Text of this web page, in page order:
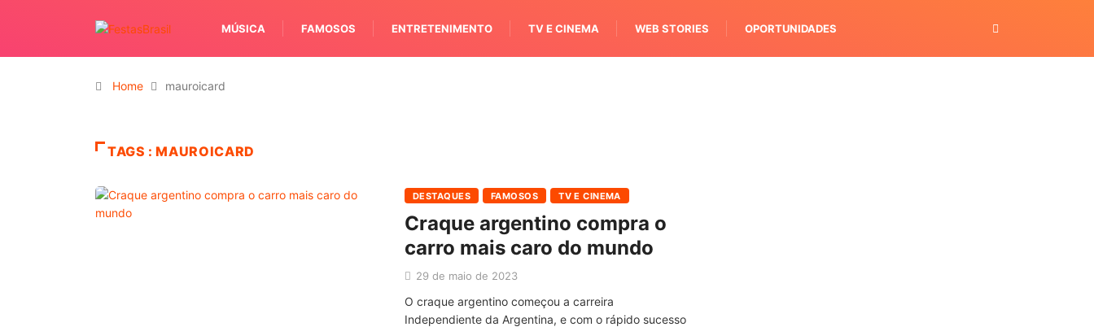
MÚSICA FAMOSOS ENTRETENIMENTO TV E CINEMA WEB STORIES OPORTUNIDADES
Home mauroicard
TAGS : MAUROICARD
DESTAQUES FAMOSOS TV E CINEMA
Craque argentino compra o
carro mais caro do mundo
29 de maio de 2023
O craque argentino começou a carreira
Independiente da Argentina, e com o rápido sucesso